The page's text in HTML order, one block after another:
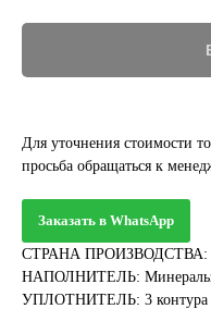
Для уточнения стоимости
просьба обращаться к
Заказать в WhatsApp
СТРАНА ПРОИЗВОДСТВА:
НАПОЛНИТЕЛЬ:
УПЛОТНИТЕЛЬ: 3 контура